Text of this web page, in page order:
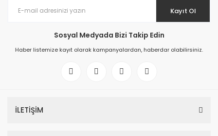
Kayıt Ol
Sosyal Medyada Bizi Takip Edin
Haber listemize kayıt olarak kampanyalardan, haberdar olabilirsiniz.
İLETİŞİM